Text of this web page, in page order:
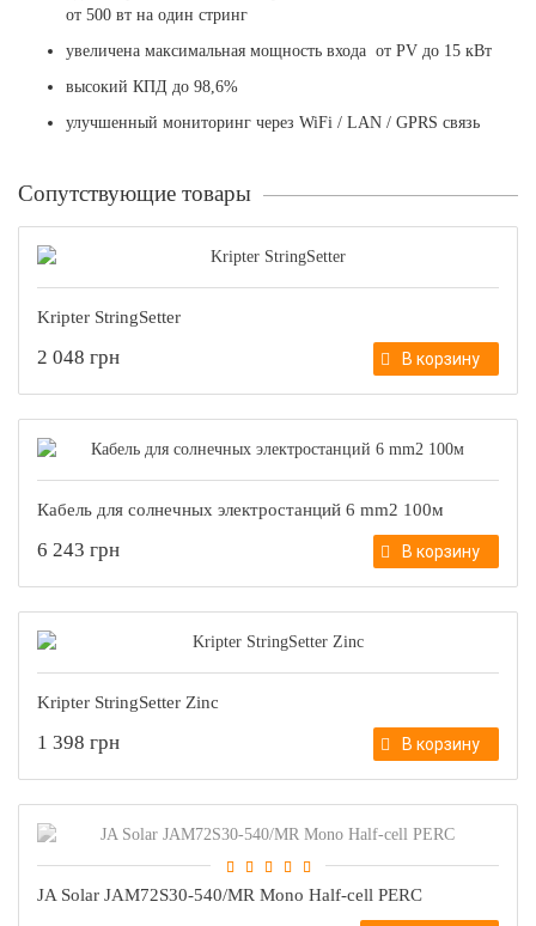
от 500 вт на один стринг
увеличена максимальная мощность входа от PV до 15 кВт
высокий КПД до 98,6%
улучшенный мониторинг через WiFi / LAN / GPRS связь
Сопутствующие товары
Kripter StringSetter
2 048 грн В корзину
Кабель для солнечных электростанций 6 mm2 100м
6 243 грн В корзину
Kripter StringSetter Zinc
1 398 грн В корзину
JA Solar JAM72S30-540/MR Mono Half-cell PERC